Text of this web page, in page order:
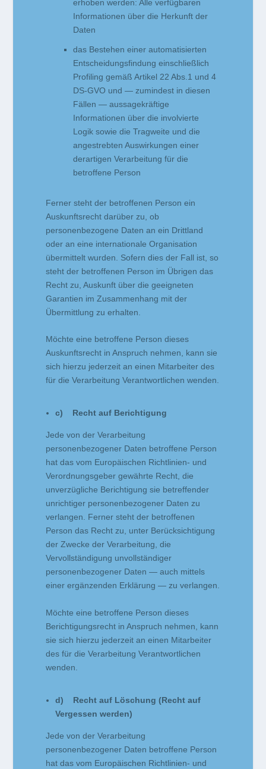
erhoben werden: Alle verfügbaren
Informationen über die Herkunft der
Daten
das Bestehen einer automatisierten
Entscheidungsfindung einschließlich
Profiling gemäß Artikel 22 Abs.1 und 4
DS-GVO und — zumindest in diesen
Fällen — aussagekräftige
Informationen über die involvierte
Logik sowie die Tragweite und die
angestrebten Auswirkungen einer
derartigen Verarbeitung für die
betroffene Person
Ferner steht der betroffenen Person ein
Auskunftsrecht darüber zu, ob
personenbezogene Daten an ein Drittland
oder an eine internationale Organisation
übermittelt wurden. Sofern dies der Fall ist, so
steht der betroffenen Person im Übrigen das
Recht zu, Auskunft über die geeigneten
Garantien im Zusammenhang mit der
Übermittlung zu erhalten.
Möchte eine betroffene Person dieses
Auskunftsrecht in Anspruch nehmen, kann sie
sich hierzu jederzeit an einen Mitarbeiter des
für die Verarbeitung Verantwortlichen wenden.
c) Recht auf Berichtigung
Jede von der Verarbeitung
personenbezogener Daten betroffene Person
hat das vom Europäischen Richtlinien- und
Verordnungsgeber gewährte Recht, die
unverzügliche Berichtigung sie betreffender
unrichtiger personenbezogener Daten zu
verlangen. Ferner steht der betroffenen
Person das Recht zu, unter Berücksichtigung
der Zwecke der Verarbeitung, die
Vervollständigung unvollständiger
personenbezogener Daten — auch mittels
einer ergänzenden Erklärung — zu verlangen.
Möchte eine betroffene Person dieses
Berichtigungsrecht in Anspruch nehmen, kann
sie sich hierzu jederzeit an einen Mitarbeiter
des für die Verarbeitung Verantwortlichen
wenden.
d) Recht auf Löschung (Recht auf
Vergessen werden)
Jede von der Verarbeitung
personenbezogener Daten betroffene Person
hat das vom Europäischen Richtlinien- und